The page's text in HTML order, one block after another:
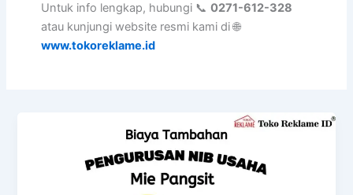
Untuk info lengkap, hubungi 📞 0271-612-328
atau kunjungi website resmi kami di 🌐
www.tokoreklame.id